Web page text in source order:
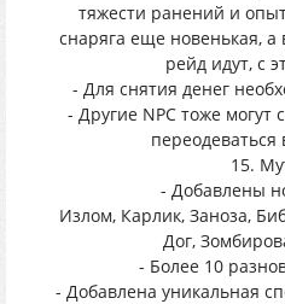
тяжести ранений и
снаряга еще новенькая,
рейд идут, с
- Для снятия денег
- Другие NPC тоже
15.
- Добавлены
Излом, Карлик, Заноза,
Дог,
- Более 10
- Добавлена уникальная